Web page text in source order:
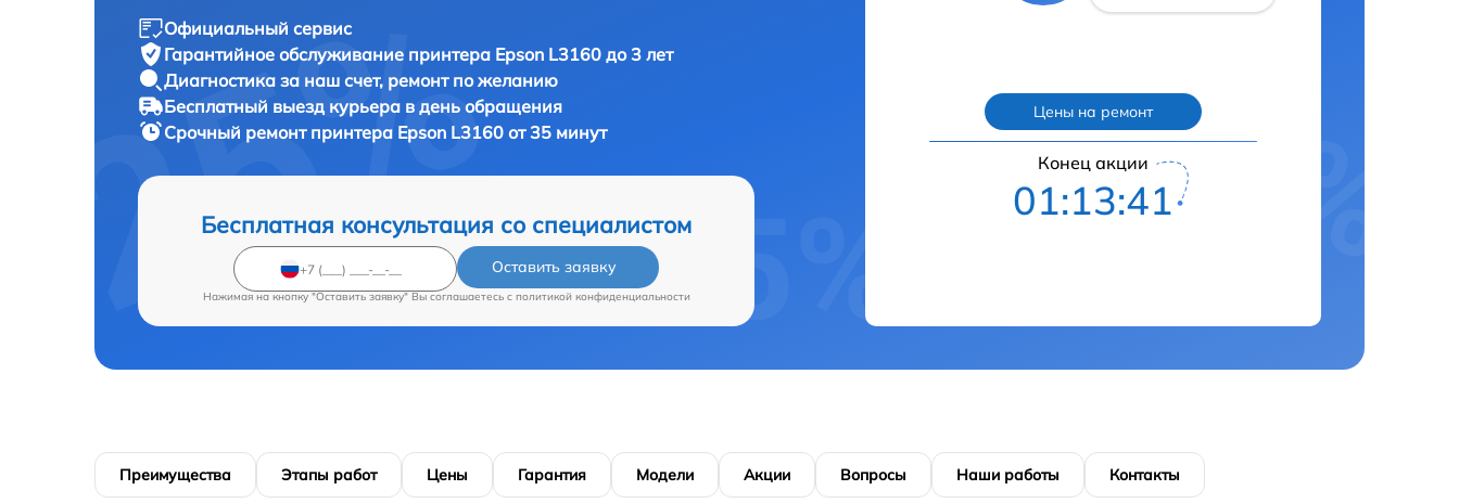
Официальный сервис
Гарантийное обслуживание принтера Epson L3160 до 3 лет
Диагностика за наш счет, ремонт по желанию
Бесплатный выезд курьера в день обращения
Срочный ремонт принтера Epson L3160 от 35 минут
Бесплатная консультация со специалистом
Оставить заявку
Нажимая на кнопку "Оставить заявку" Вы соглашаетесь c политикой конфиденциальности
Цены на ремонт
Конец акции
01:13:40
Преимущества Этапы работ Цены Гарантия Модели Акции Вопросы Наши работы Контакты